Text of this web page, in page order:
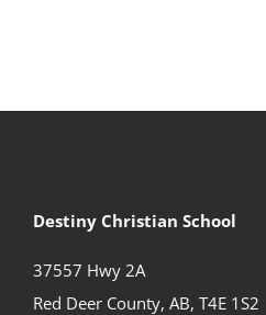
Destiny Christian School
37557 Hwy 2A
Red Deer County, AB, T4E 1S2